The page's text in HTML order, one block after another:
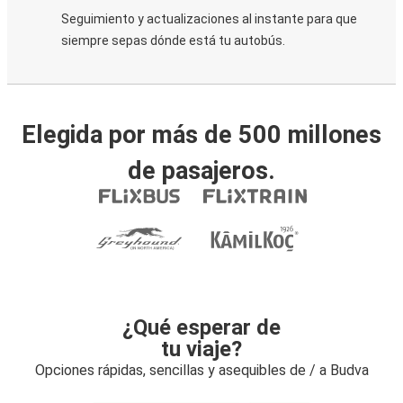
Seguimiento y actualizaciones al instante para que
siempre sepas dónde está tu autobús.
Elegida por más de 500 millones
de pasajeros.
¿Qué esperar de
tu viaje?
Opciones rápidas, sencillas y asequibles de / a Budva